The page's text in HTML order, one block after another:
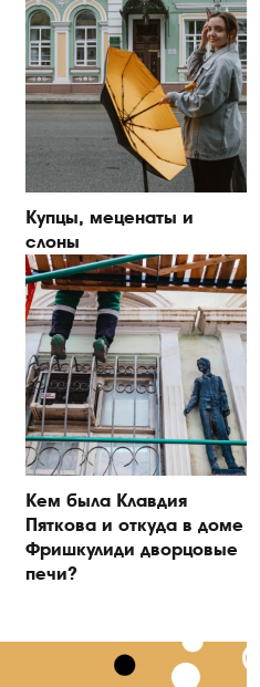
Купцы, меценаты и
слоны
Кем была Клавдия
Пяткова и откуда в доме
Фришкулиди дворцовые
печи?